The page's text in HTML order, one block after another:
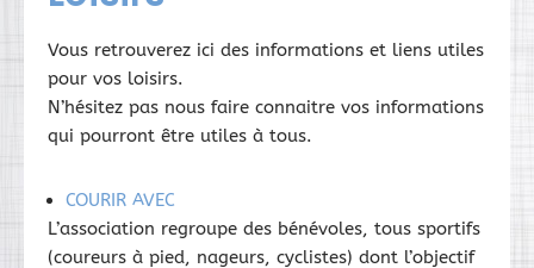
Vous retrouverez ici des informations et liens utiles
pour vos loisirs.
N’hésitez pas nous faire connaitre vos informations
qui pourront être utiles à tous.
COURIR AVEC
L’association regroupe des bénévoles, tous sportifs
(coureurs à pied, nageurs, cyclistes) dont l’objectif